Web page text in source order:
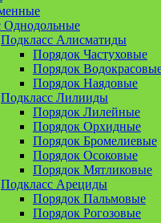
Однодольные
Подкласс Алисматиды
Порядок Частуховые
Порядок
Порядок Наядовые
Подкласс Лилииды
Порядок Лилейные
Порядок Орхидные
Порядок Бромелиевые
Порядок Осоковые
Порядок Мятликовые
Подкласс Арециды
Порядок Пальмовые
Порядок Рогозовые